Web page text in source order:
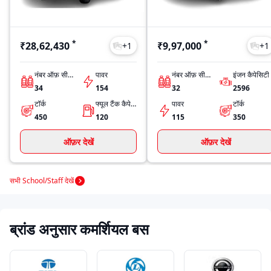
₹28,62,430 * +1
नंबर ऑफ़ सीट्स
34
पावर
154
टॉर्क
450
फ्यूल टैंक कैपेसिटी
120
ऑफ़र देखें
₹9,97,000 * +1
नंबर ऑफ़ सीट्स
32
इंजन कैपेसिटी
2596
पावर
115
टॉर्क
350
ऑफ़र देखें
सभी School/Staff देखें
ब्रांड अनुसार कमर्शियल बस